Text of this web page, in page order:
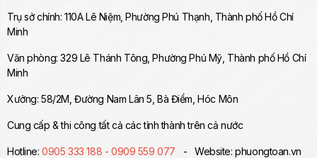
Trụ sở chính: 110A Lê Niệm, Phường Phú Thạnh, Thành phố Hồ Chí
Minh
Văn phòng: 329 Lê Thánh Tông, Phường Phú Mỹ, Thành phố Hồ Chí
Minh
Xưởng: 58/2M, Đường Nam Lân 5, Bà Điểm, Hóc Môn
Cung cấp & thi công tất cả các tỉnh thành trên cả nước
Hotline:0905 333 188 - 0909 559 077 - Website: phuongtoan.vn